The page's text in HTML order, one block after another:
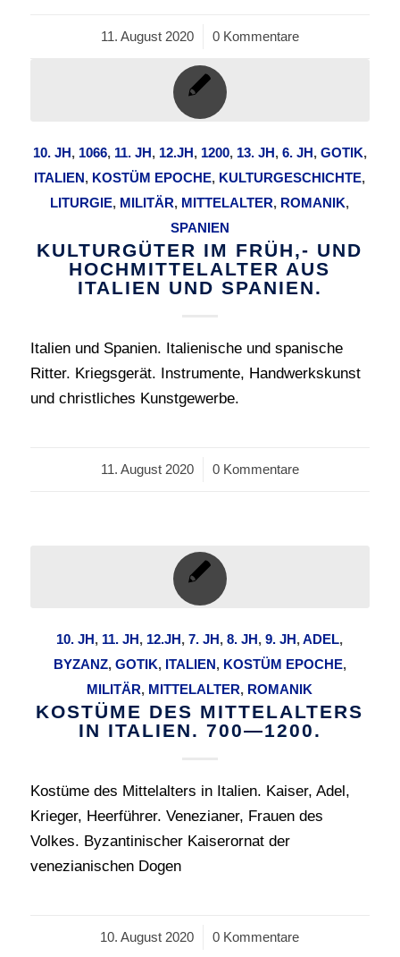
11. August 2020
/ 0 Kommentare
10. JH, 1066, 11. JH, 12.JH, 1200, 13. JH, 6. JH, GOTIK,
ITALIEN, KOSTÜM EPOCHE, KULTURGESCHICHTE,
LITURGIE, MILITÄR, MITTELALTER, ROMANIK,
SPANIEN
KULTURGÜTER IM FRÜH,- UND
HOCHMITTELALTER AUS
ITALIEN UND SPANIEN.
Italien und Spanien. Italienische und spanische
Ritter. Kriegsgerät. Instrumente, Handwerkskunst
und christliches Kunstgewerbe.
11. August 2020
/ 0 Kommentare
10. JH, 11. JH, 12.JH,7. JH,8. JH,9. JH,ADEL,
BYZANZ, GOTIK, ITALIEN, KOSTÜM EPOCHE,
MILITÄR, MITTELALTER, ROMANIK
KOSTÜME DES MITTELALTERS
IN ITALIEN. 700—1200.
Kostüme des Mittelalters in Italien. Kaiser, Adel,
Krieger, Heerführer. Venezianer, Frauen des
Volkes. Byzantinischer Kaiserornat der
venezianischen Dogen
10. August 2020
/ 0 Kommentare